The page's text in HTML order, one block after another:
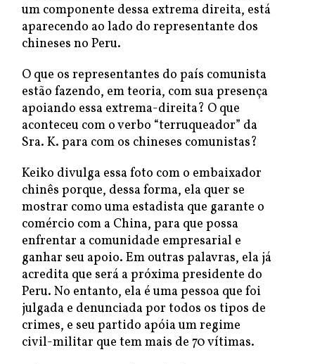
um componente dessa extrema direita, está
aparecendo ao lado do representante dos
chineses no Peru.
O que os representantes do país comunista
estão fazendo, em teoria, com sua presença
apoiando essa extrema-direita? O que
aconteceu com o verbo “terruqueador” da
Sra. K. para com os chineses comunistas?
Keiko divulga essa foto com o embaixador
chinês porque, dessa forma, ela quer se
mostrar como uma estadista que garante o
comércio com a China, para que possa
enfrentar a comunidade empresarial e
ganhar seu apoio. Em outras palavras, ela já
acredita que será a próxima presidente do
Peru. No entanto, ela é uma pessoa que foi
julgada e denunciada por todos os tipos de
crimes, e seu partido apóia um regime
civil-militar que tem mais de 70 vítimas.